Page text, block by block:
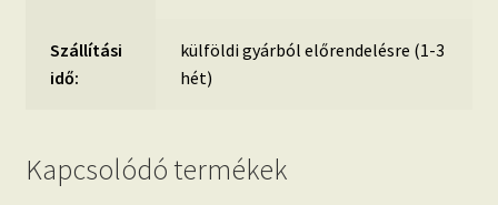
Szállítási
idő:
külföldi gyárból előrendelésre (1-3
hét)
Kapcsolódó termékek